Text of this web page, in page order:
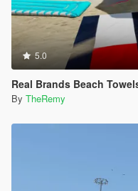
5.0
Real Brands Beach
By TheRemy